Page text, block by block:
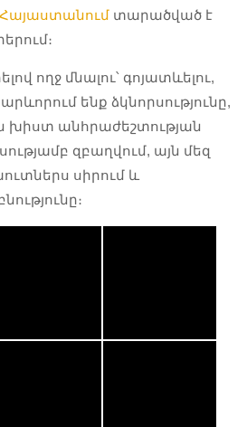
Հայաստանում տարածված է
ողջ մնալու՝ գոյատևելու,
ենք ձկնորսությունը,
խիստ անհրաժեշտության
զբաղվում, այն մեզ
սիրում և